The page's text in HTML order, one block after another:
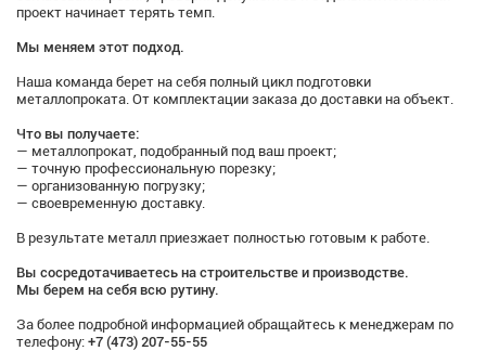
проект начинает терять темп.
Мы меняем этот подход.
Наша команда берет на себя полный цикл подготовки
металлопроката. От комплектации заказа до доставки на объект.
Что вы получаете:
— металлопрокат, подобранный под ваш проект;
— точную профессиональную порезку;
— организованную погрузку;
— своевременную доставку.
В результате металл приезжает полностью готовым к работе.
Вы сосредотачиваетесь на строительстве и производстве.
Мы берем на себя всю рутину.
За более подробной информацией обращайтесь к менеджерам по
телефону: +7 (473) 207-55-55